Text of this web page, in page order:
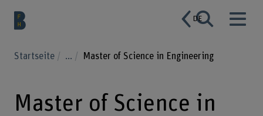
DE
Startseite ... Master of Science in Engineering
Master of Science in